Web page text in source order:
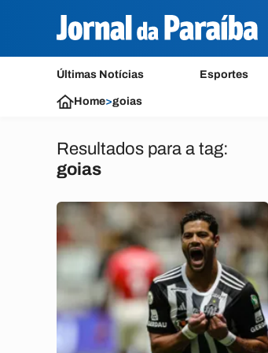
Últimas Notícias Esportes
Home>goias
Resultados para a tag:
goias